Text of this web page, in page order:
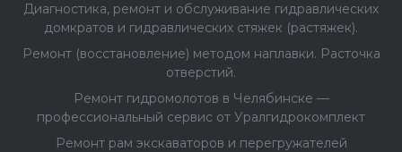
Диагностика, ремонт и обслуживание гидравлических
домкратов и гидравлических стяжек (растяжек).
Ремонт (восстановление) методом наплавки. Расточка
отверстий.
Ремонт гидромолотов в Челябинске —
профессиональный сервис от Уралгидрокомплект
Ремонт рам экскаваторов и перегружателей